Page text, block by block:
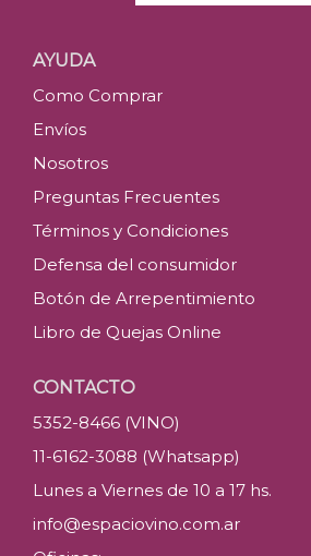
AYUDA
Como Comprar
Envíos
Nosotros
Preguntas Frecuentes
Términos y Condiciones
Defensa del consumidor
Botón de Arrepentimiento
Libro de Quejas Online
CONTACTO
5352-8466 (VINO)
11-6162-3088 (Whatsapp)
Lunes a Viernes de 10 a 17 hs.
info@espaciovino.com.ar